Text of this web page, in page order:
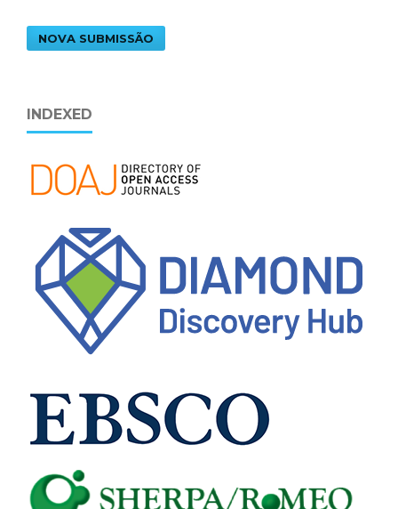
NOVA SUBMISSÃO
INDEXED